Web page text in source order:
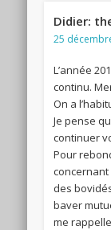
Didier:
25
L’année
continu.
On a
Je pense
continuer
Pour
concernant
des
baver
me